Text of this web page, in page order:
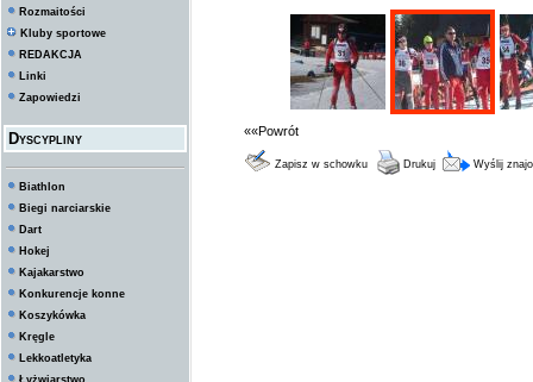
Rozmaitości
Kluby sportowe
REDAKCJA
Linki
Zapowiedzi
Dyscypliny
Biathlon
Biegi narciarskie
Dart
Hokej
Kajakarstwo
Konkurencje konne
Koszykówka
Kręgle
Lekkoatletyka
Łyżwiarstwo
««Powrót
Zapisz w schowku Drukuj Wyślij